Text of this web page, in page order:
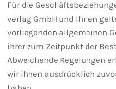
Für die
verlag GmbH und Ihnen
vorliegenden allgemeinen
ihrer zum Zeitpunkt der
Abweichende Regelungen
wir ihnen ausdrücklich